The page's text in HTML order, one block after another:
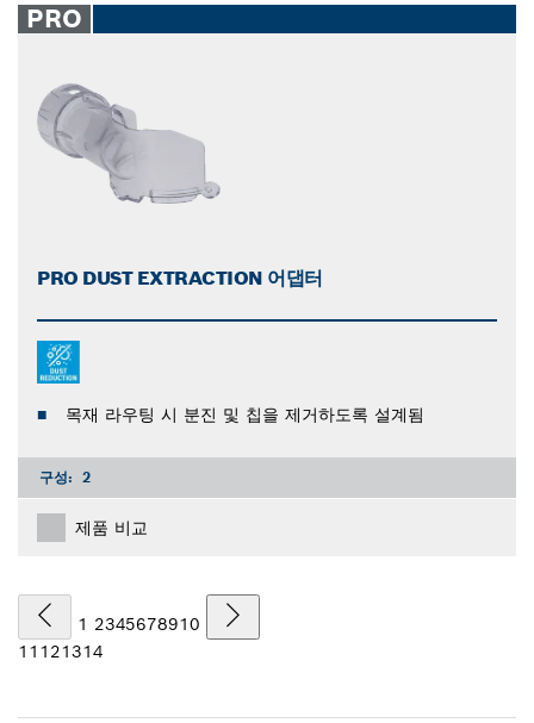
PRO
PRO DUST EXTRACTION 어댑터
목재 라우팅 시 분진 및 칩을 제거하도록 설계됨
구성: 2
제품 비교
1 2345678910
11 121314